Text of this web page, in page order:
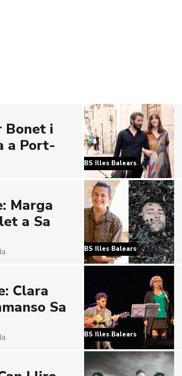
Bonet i
a Port-
BS Illes Balears
Marga
a Sa
BS Illes Balears
Clara
Sa
BS Illes Balears